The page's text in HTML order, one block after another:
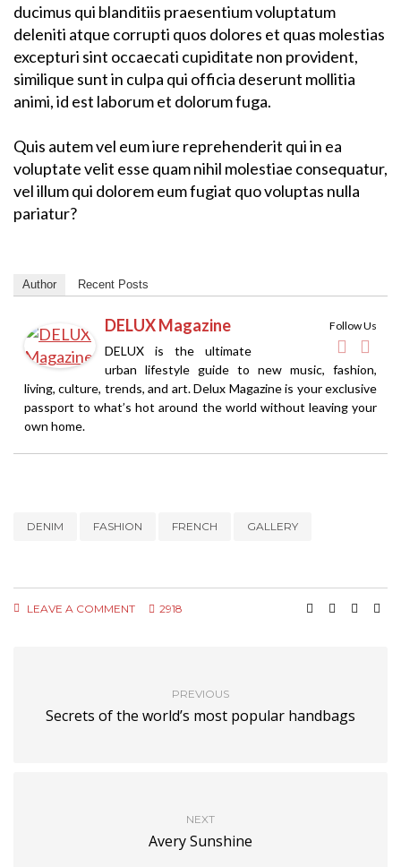
ducimus qui blanditiis praesentium voluptatum
deleniti atque corrupti quos dolores et quas molestias
excepturi sint occaecati cupiditate non provident,
similique sunt in culpa qui officia deserunt mollitia
animi, id est laborum et dolorum fuga.
Quis autem vel eum iure reprehenderit qui in ea
voluptate velit esse quam nihil molestiae consequatur,
vel illum qui dolorem eum fugiat quo voluptas nulla
pariatur?
Author Recent Posts
Follow Us
DELUX Magazine
DELUX is the ultimate
urban lifestyle guide to new music, fashion,
living, culture, trends, and art. Delux Magazine is your exclusive
passport to what’s hot around the world without leaving your
own home.
DENIM FASHION FRENCH GALLERY
LEAVE A COMMENT 2918
PREVIOUS
Secrets of the world’s most popular handbags
NEXT
Avery Sunshine